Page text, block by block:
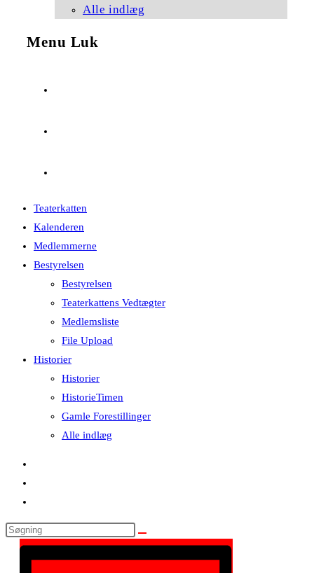
Alle indlæg
Menu Luk
Teaterkatten
Kalenderen
Medlemmerne
Bestyrelsen
Bestyrelsen
Teaterkattens Vedtægter
Medlemsliste
File Upload
Historier
Historier
HistorieTimen
Gamle Forestillinger
Alle indlæg
Search
Begivenheder
Navigation
Begivenhed
Visninger